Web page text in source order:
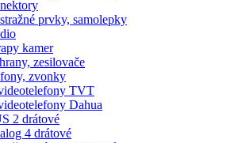
prvky, samolepky
kamer
zesilovače
zvonky
TVT
Dahua
2 drátové
4 drátové